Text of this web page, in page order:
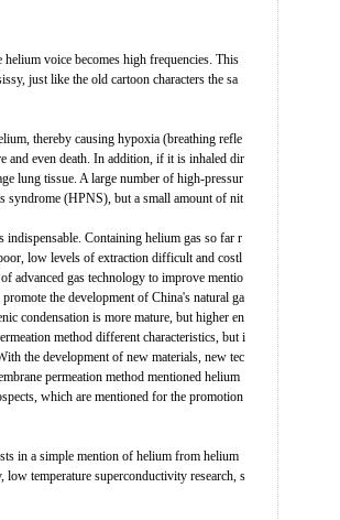
helium voice becomes high frequencies. This
just like the old cartoon characters the sa
thereby causing hypoxia (breathing refle
and even death. In addition, if it is inhaled dir
lung tissue. A large number of high-pressur
syndrome (HPNS), but a small amount of nit
indispensable. Containing helium gas so far r
low levels of extraction difficult and costl
advanced gas technology to improve mentio
the development of China's natural ga
condensation is more mature, but higher en
method different characteristics, but i
the development of new materials, new tec
permeation method mentioned helium
which are mentioned for the promotion
in a simple mention of helium from helium
low temperature superconductivity research, s